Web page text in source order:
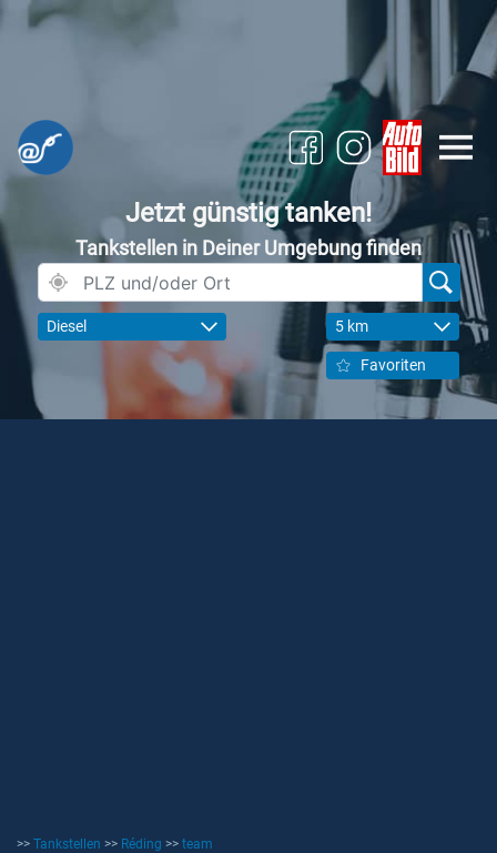
Jetzt günstig tanken!
Tankstellen in Deiner Umgebung finden
Diesel 5 km
Favoriten
>> Tankstellen >> Réding >> team